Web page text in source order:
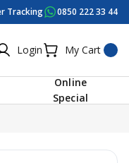
Tracking 0850 222 33 44
Login My Cart
Online
Special